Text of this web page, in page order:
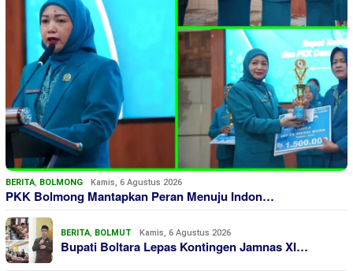
BERITA, BOLMONG Kamis, 6 Agustus 2026
PKK Bolmong Mantapkan Peran Menuju Indon…
BERITA, BOLMUT Kamis, 6 Agustus 2026
Bupati Boltara Lepas Kontingen Jamnas XI…